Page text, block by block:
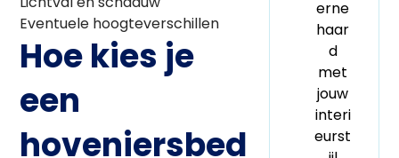
Eventuele hoogteverschillen
Hoe kies je
een
hoveniersbed
erne
haar
d
met
jouw
interi
eurst